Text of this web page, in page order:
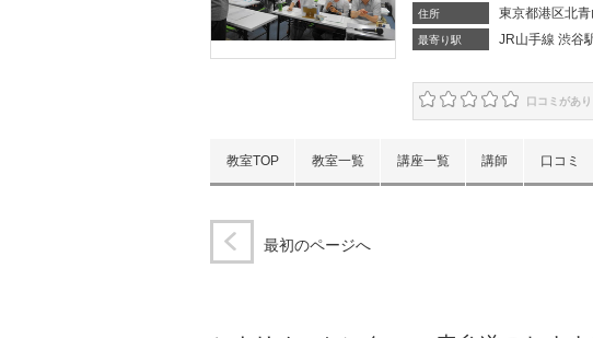
住所 東京都港区北
最寄り駅 JR山手線 渋谷
口コミがあり
教室TOP 教室一覧 講座一覧 講師 口コミ
最初のページへ